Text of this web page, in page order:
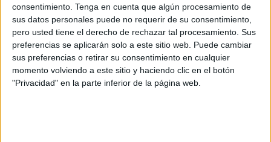
consentimiento. Tenga en cuenta que algún procesamiento de
sus datos personales puede no requerir de su consentimiento,
pero usted tiene el derecho de rechazar tal procesamiento. Sus
preferencias se aplicarán solo a este sitio web. Puede cambiar
sus preferencias o retirar su consentimiento en cualquier
momento volviendo a este sitio y haciendo clic en el botón
"Privacidad" en la parte inferior de la página web.
SEGUIR LEYENDO